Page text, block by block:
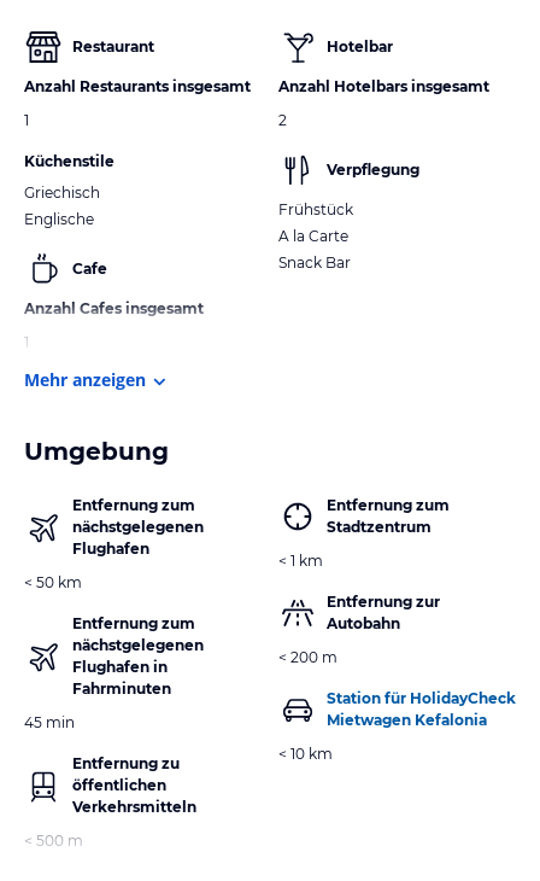
Restaurant
Anzahl Restaurants insgesamt
1
Küchenstile
Griechisch
Englische
Cafe
Anzahl Cafes insgesamt
1
Hotelbar
Anzahl Hotelbars insgesamt
2
Verpflegung
Frühstück
A la Carte
Snack Bar
Mehr anzeigen
Umgebung
Entfernung zum
nächstgelegenen
Flughafen
< 50 km
Entfernung zum
nächstgelegenen
Flughafen in
Fahrminuten
45 min
Entfernung zu
öffentlichen
Verkehrsmitteln
< 500 m
Entfernung zum
Stadtzentrum
< 1 km
Entfernung zur
Autobahn
< 200 m
Station für HolidayCheck
Mietwagen Kefalonia
< 10 km